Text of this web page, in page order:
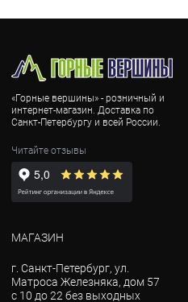
«Горные вершины» - розничный и
интернет-магазин. Доставка по
Санкт-Петербургу и всей России.
Читайте отзывы
МАГАЗИН
г. Санкт-Петербург, ул.
Матроса Железняка, дом 57
с 10 до 22 без выходных